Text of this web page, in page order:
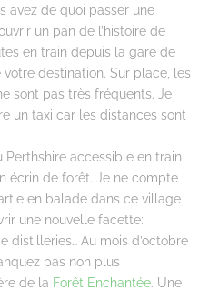
avez de quoi passer une
un pan de l’histoire de
en train depuis la gare de
destination. Sur place, les
sont pas très fréquents. Je
un taxi car les distances sont
Perthshire accessible en train
écrin de forêt. Je ne compte
en balade dans ce village
une nouvelle facette:
distilleries… Au mois d’octobre
pas non plus
de la Forêt Enchantée. Une